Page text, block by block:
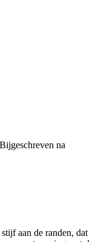
Bijgeschreven na
aan de randen, dat